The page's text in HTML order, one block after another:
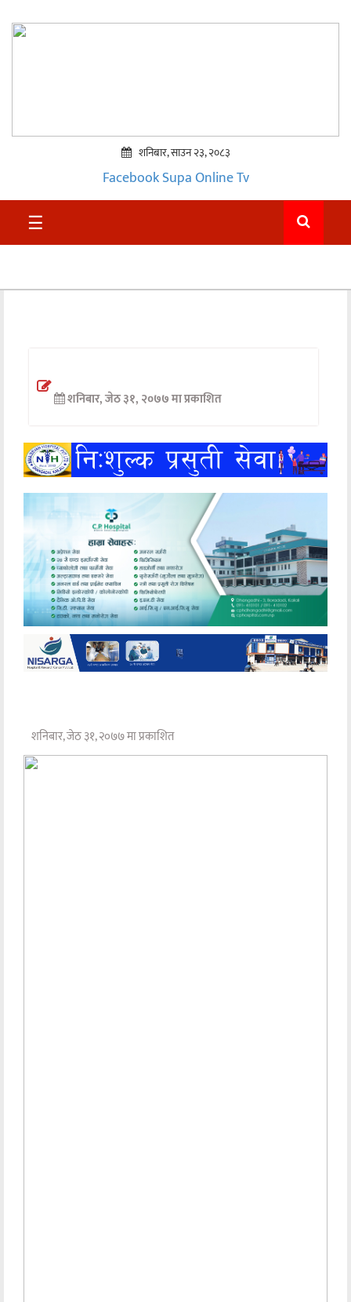
प्रमुख
समाचार
राजनीति
अन्तर्वार्ता
खेलकुद
मनोरञ्जन
अन्य
शनिबार, साउन २३, २०८३
FacebookSupa Online Tv
☰
शनिबार, जेठ ३१, २०७७ मा प्रकाशित
शनिबार, जेठ ३१, २०७७ मा प्रकाशित